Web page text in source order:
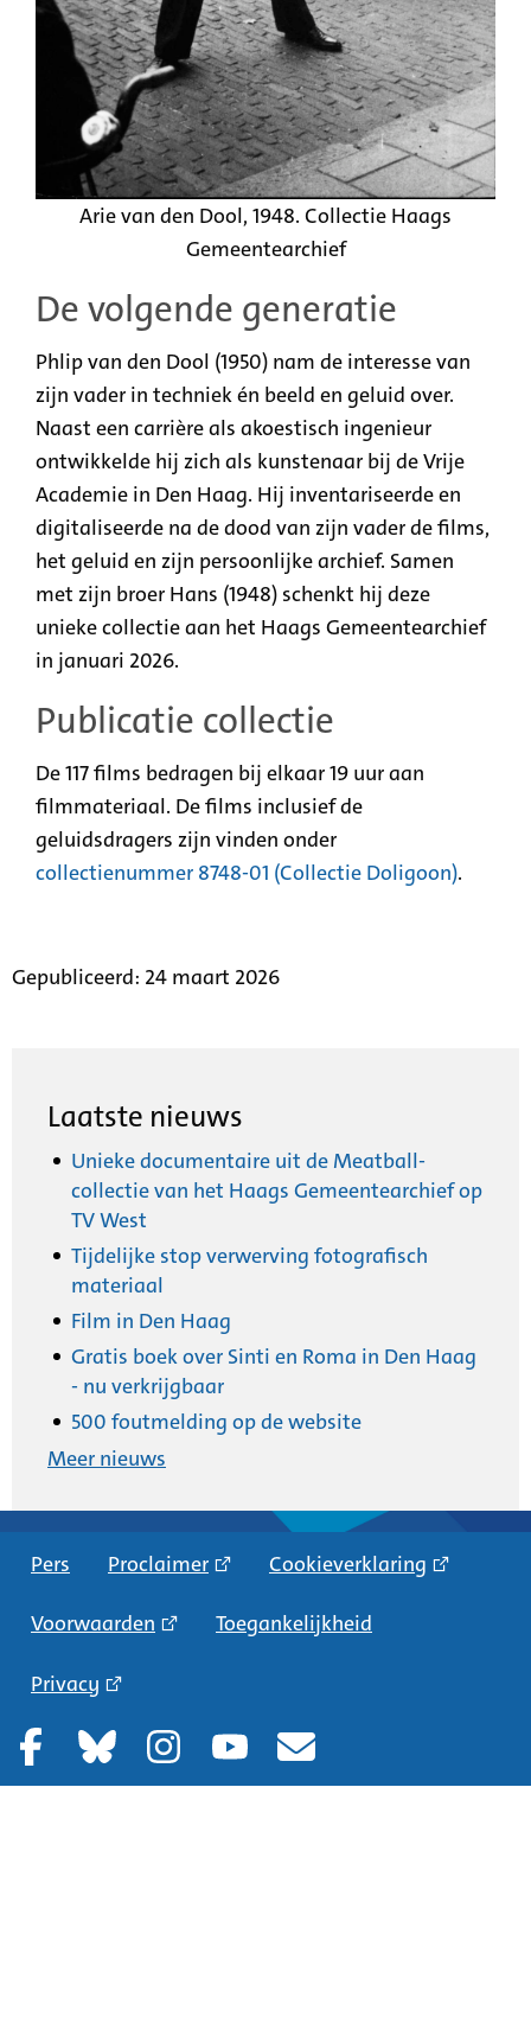
Arie van den Dool, 1948. Collectie Haags
Gemeentearchief
De volgende generatie
Phlip van den Dool (1950) nam de interesse van
zijn vader in techniek én beeld en geluid over.
Naast een carrière als akoestisch ingenieur
ontwikkelde hij zich als kunstenaar bij de Vrije
Academie in Den Haag. Hij inventariseerde en
digitaliseerde na de dood van zijn vader de films,
het geluid en zijn persoonlijke archief. Samen
met zijn broer Hans (1948) schenkt hij deze
unieke collectie aan het Haags Gemeentearchief
in januari 2026.
Publicatie collectie
De 117 films bedragen bij elkaar 19 uur aan
filmmateriaal. De films inclusief de
geluidsdragers zijn vinden onder
collectienummer 8748-01 (Collectie Doligoon).
Details
Gepubliceerd: 24 maart 2026
Laatste nieuws
Unieke documentaire uit de Meatball-
collectie van het Haags Gemeentearchief op
TV West
Tijdelijke stop verwerving fotografisch
materiaal
Film in Den Haag
Gratis boek over Sinti en Roma in Den Haag
- nu verkrijgbaar
500 foutmelding op de website
Meer nieuws
Pers Proclaimer Cookieverklaring
Voorwaarden Toegankelijkheid
Privacy